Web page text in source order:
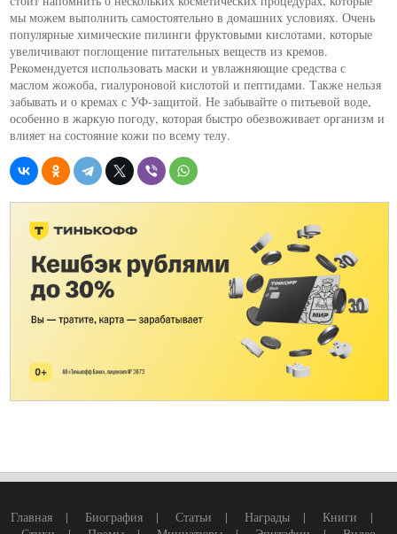
мы можем выполнить самостоятельно в домашних условиях. Очень
популярные химические пилинги фруктовыми кислотами, которые
увеличивают поглощение питательных веществ из кремов.
Рекомендуется использовать маски и увлажняющие средства с
маслом жожоба, гиалуроновой кислотой и пептидами. Также нельзя
забывать и о кремах с УФ-защитой. Не забывайте о питьевой воде,
особенно в жаркую погоду, которая быстро обезвоживает организм и
влияет на состояние кожи по всему телу.
Главная | Биография | Статьи | Награды | Книги |